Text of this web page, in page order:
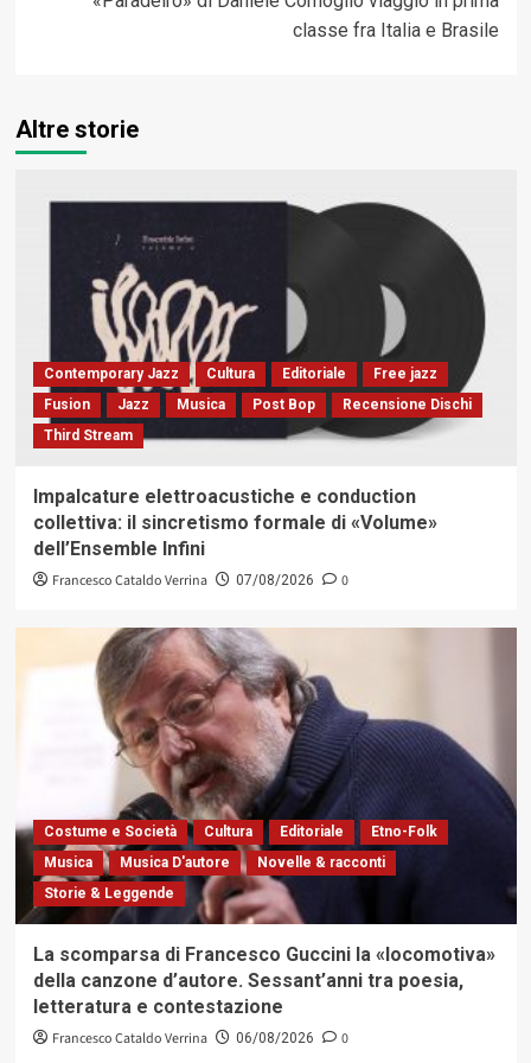
classe fra Italia e Brasile
Altre storie
Contemporary Jazz Cultura Editoriale
Free jazz
Fusion
Jazz Musica Post Bop
Recensione Dischi
Third Stream
Impalcature elettroacustiche e conduction
collettiva: il sincretismo formale di «Volume»
dell’Ensemble Infini
Francesco Cataldo Verrina 07/08/2026 0
Costume e Società Cultura Editoriale
Etno-Folk
Musica
Musica D'autore
Novelle & racconti
Storie & Leggende
La scomparsa di Francesco Guccini la «locomotiva»
della canzone d’autore. Sessant’anni tra poesia,
letteratura e contestazione
Francesco Cataldo Verrina 06/08/2026 0